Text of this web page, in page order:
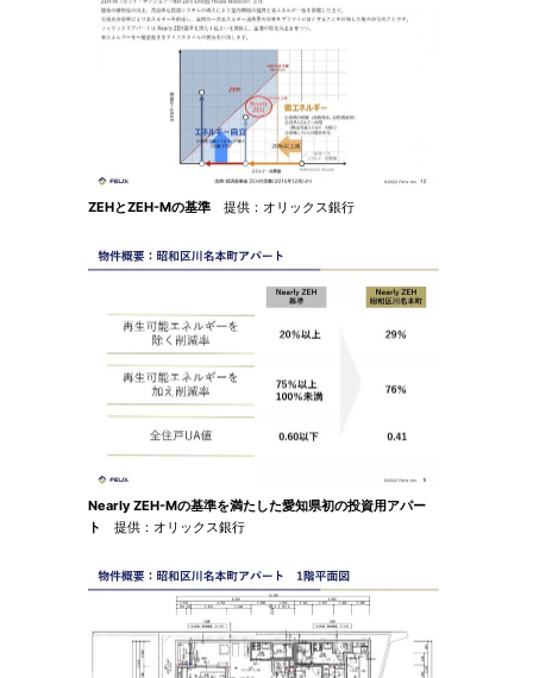
ZEHとZEH-Mの基準 提供：オリックス銀行
Nearly ZEH-Mの基準を満たした愛知県初の投資用アパー
ト
提供：オリックス銀行